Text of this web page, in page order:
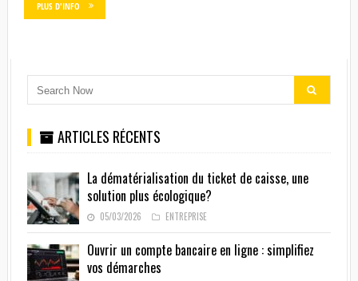
PLUS D'INFO
ARTICLES RÉCENTS
La dématérialisation du ticket de caisse, une
solution plus écologique?
05/03/2026 ENTREPRISE
Ouvrir un compte bancaire en ligne : simplifiez
vos démarches